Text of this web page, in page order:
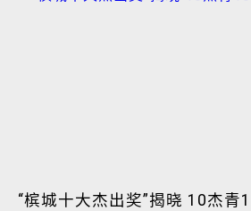
“槟城十大杰出奖”揭晓 10杰青